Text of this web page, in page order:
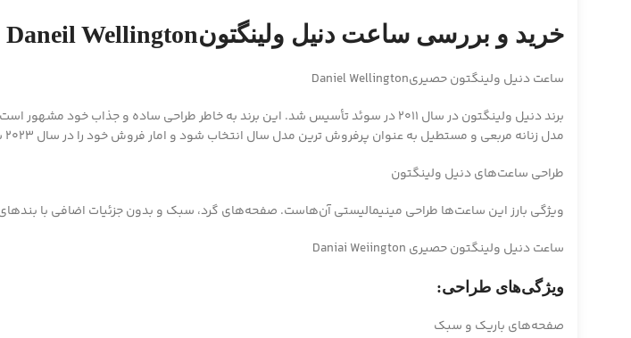
خرید و بررسی ساعت دنیل ولینگتونDaneil Wellington
ساعت دنیل ولینگتون حصیریDaniel Wellington
مدل زنانه مربعی و مستطیل به عنوان پرفروش ترین مدل سال انتخاب شود و امار فروش خود را در سال 2023 شکست.
طراحی ساعت‌های دنیل ولینگتون
ویژگی بارز این ساعت‌ها طراحی مینیمالیستی آن‌هاست. صفحه‌های گرد، سبک و بدون جزئیات اضافی با بندهای
ساعت دنیل ولینگتون حصیری Daniai Weiington
ویژگی‌های طراحی:
صفحه‌های باریک و سبک